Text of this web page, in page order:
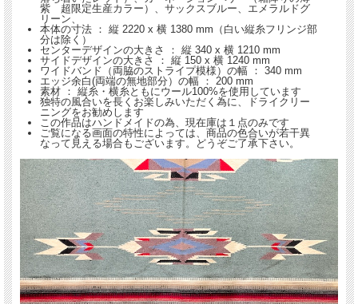
先祖代々8代に渡って、アメリカ合衆国のニューメキシコ州チマヨで、昔ながらの
製法でこつこつと作り続けられている、手織りのチマヨブランケットです。
この作品のような大きいサイズ（セミダブルベッドサイズ）になると、センターデ
紫 超限定生産カラー）、サックスブルー、エメラルドグ
リーン、
本体の寸法 ： 縦 2220 x 横 1380 mm（白い縦糸フリンジ部
分は除く）
センターデザインの大きさ ： 縦 340 x 横 1210 mm
サイドデザインの大きさ ： 縦 150 x 横 1240 mm
ワイドバンド（両脇のストライプ模様）の幅 ： 340 mm
エッジ余白(両端の無地部分）の幅 ： 200 mm
素材 ： 縦糸・横糸ともにウール100%を使用しています
独特の風合いを長くお楽しみいただく為に、ドライクリー
ニングをお勧めします
この作品はハンドメイドの為、現在庫は１点のみです
ご覧になる画面の特性によっては、商品の色合いが若干異
なって見える場合もございます。どうぞご了承下さい。